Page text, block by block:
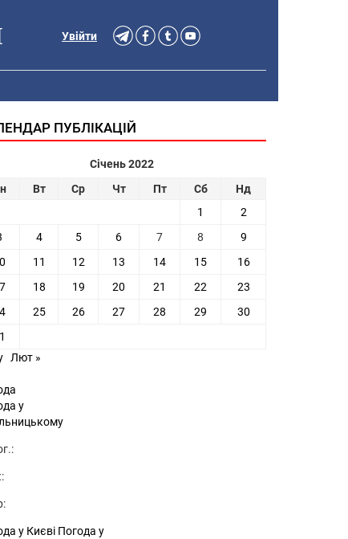
Увійти
ПУБЛІКАЦІЙ
Січень 2022
Вт Ср Чт Пт Сб
Нд
1
2
4 5 6 7 8
9
11 12 13 14 15
16
18 19 20 21 22
23
25 26 27 28 29
30
Лют »
у
у Києві Погода у